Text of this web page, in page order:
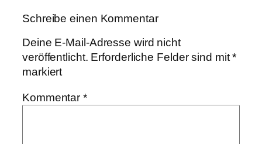
Schreibe einen Kommentar
Deine E-Mail-Adresse wird nicht
veröffentlicht. Erforderliche Felder sind mit*
markiert
Kommentar*